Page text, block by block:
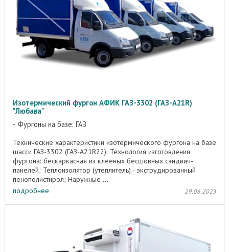
Изотермический фургон АФИК ГАЗ-3302 (ГАЗ-А21R)
"Любава"
Фургоны на базе: ГАЗ
Технические характеристики изотермического фургона на базе
шасси ГАЗ-3302 (ГАЗ-А21R22): Технология изготовления
фургона: бескаркасная из клееных бесшовных сэндвич-
панелей; Теплоизолятор (утеплитель) - экструдированный
пенополистирол; Наружные ...
подробнее
29.06.2023